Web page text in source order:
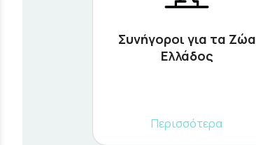
Συνήγοροι για τα Ζώα
Ελλάδος
Περισσότερα